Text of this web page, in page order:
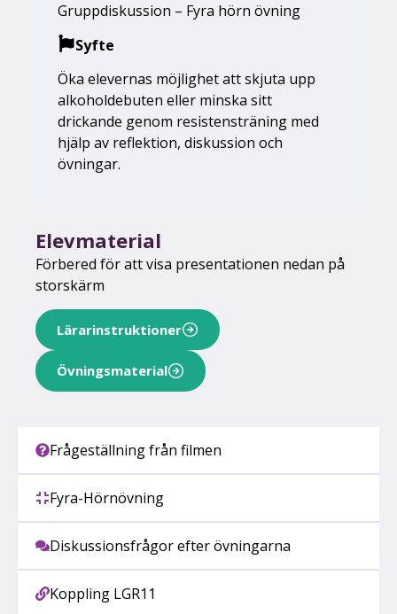
Frågeställning från filmen
Fyra-Hörnövning
Diskussionsfrågor efter övningarna
Koppling LGR11
Gruppdiskussion – Fyra hörn övning
Syfte
Öka elevernas möjlighet att skjuta upp
alkoholdebuten eller minska sitt
drickande genom resistensträning med
hjälp av reflektion, diskussion och
övningar.
Elevmaterial
Förbered för att visa presentationen nedan på
storskärm
Lärarinstruktioner
Övningsmaterial